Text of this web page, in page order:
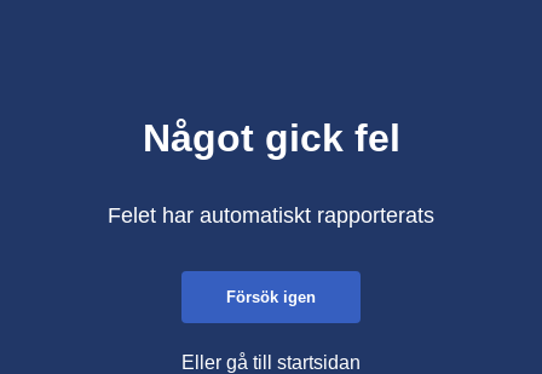
Något gick fel
Felet har automatiskt rapporterats
Försök igen
Eller gå till startsidan